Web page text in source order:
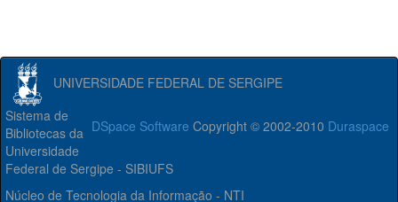
UNIVERSIDADE FEDERAL DE SERGIPE
DSpace Software Copyright © 2002-2010 Duraspace
Sistema de
Bibliotecas da
Universidade
Federal de Sergipe - SIBIUFS
Núcleo de Tecnologia da Informação - NTI